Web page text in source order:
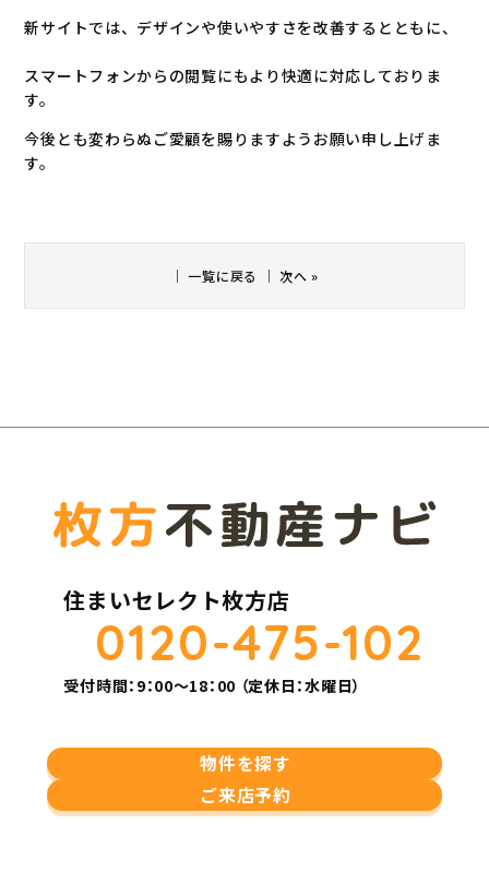
新サイトでは、デザインや使いやすさを改善するとともに、
スマートフォンからの閲覧にもより快適に対応しておりま
す。
今後とも変わらぬご愛顧を賜りますようお願い申し上げま
す。
｜ 一覧に戻る ｜次へ »
住まいセレクト枚方店
0120-475-102
受付時間：9：00～18：00 （定休日：水曜日）
物件を探す
ご来店予約